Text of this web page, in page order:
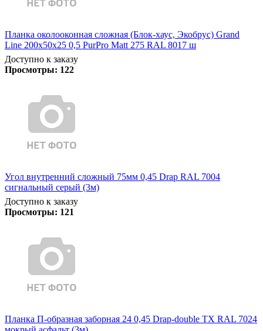
Планка околооконная сложная (Блок-хаус, Экобрус) Grand
Line 200х50х25 0,5 PurPro Matt 275 RAL 8017 ш
Доступно к заказу
Просмотры: 122
Угол внутренний сложный 75мм 0,45 Drap RAL 7004
сигнальный серый (3м)
Доступно к заказу
Просмотры: 121
Планка П-образная заборная 24 0,45 Drap-double TX RAL 7024